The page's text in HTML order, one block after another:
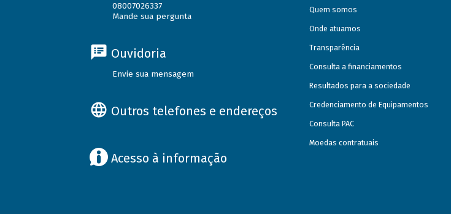
08007026337
Mande sua pergunta
Ouvidoria
Envie sua mensagem
Outros telefones e endereços
Acesso à informação
Quem somos
Onde atuamos
Transparência
Consulta a financiamentos
Resultados para a sociedade
Credenciamento de Equipamentos
Consulta PAC
Moedas contratuais